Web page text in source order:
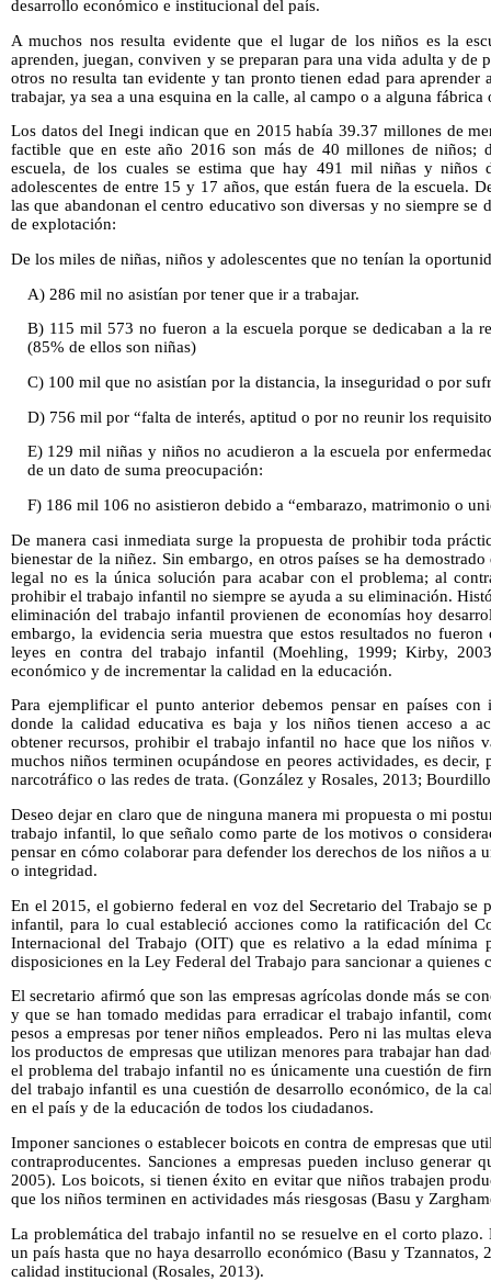
desarrollo económico e institucional del país.
A muchos nos resulta evidente que el lugar de los niños es la
aprenden, juegan, conviven y se preparan para una vida adulta y de
otros no resulta tan evidente y tan pronto tienen edad para
trabajar, ya sea a una esquina en la calle, al campo o a alguna fábrica
Los datos del Inegi indican que en 2015 había 39.37 millones de
factible que en este año 2016 son más de 40 millones de
escuela, de los cuales se estima que hay 491 mil niñas y
adolescentes de entre 15 y 17 años, que están fuera de la escuela.
las que abandonan el centro educativo son diversas y no siempre
de explotación:
De los miles de niñas, niños y adolescentes que no tenían la
A) 286 mil no asistían por tener que ir a trabajar.
B) 115 mil 573 no fueron a la escuela porque se dedicaban a la
(85% de ellos son niñas)
C) 100 mil que no asistían por la distancia, la inseguridad o por
D) 756 mil por “falta de interés, aptitud o por no reunir los
E) 129 mil niñas y niños no acudieron a la escuela por
de un dato de suma preocupación:
F) 186 mil 106 no asistieron debido a “embarazo, matrimonio o
De manera casi inmediata surge la propuesta de prohibir toda
bienestar de la niñez. Sin embargo, en otros países se ha
legal no es la única solución para acabar con el problema; al
prohibir el trabajo infantil no siempre se ayuda a su eliminación.
eliminación del trabajo infantil provienen de economías hoy
embargo, la evidencia seria muestra que estos resultados no
leyes en contra del trabajo infantil (Moehling, 1999; Kirby,
económico y de incrementar la calidad en la educación.
Para ejemplificar el punto anterior debemos pensar en países con
donde la calidad educativa es baja y los niños tienen acceso a
obtener recursos, prohibir el trabajo infantil no hace que los niños
muchos niños terminen ocupándose en peores actividades, es
narcotráfico o las redes de trata. (González y Rosales, 2013;
Deseo dejar en claro que de ninguna manera mi propuesta o mi
trabajo infantil, lo que señalo como parte de los motivos o
pensar en cómo colaborar para defender los derechos de los niños a
o integridad.
En el 2015, el gobierno federal en voz del Secretario del Trabajo se
infantil, para lo cual estableció acciones como la ratificación del
Internacional del Trabajo (OIT) que es relativo a la edad mínima
disposiciones en la Ley Federal del Trabajo para sancionar a quienes
El secretario afirmó que son las empresas agrícolas donde más se
y que se han tomado medidas para erradicar el trabajo infantil,
pesos a empresas por tener niños empleados. Pero ni las multas
los productos de empresas que utilizan menores para trabajar han
el problema del trabajo infantil no es únicamente una cuestión de
del trabajo infantil es una cuestión de desarrollo económico, de la
en el país y de la educación de todos los ciudadanos.
Imponer sanciones o establecer boicots en contra de empresas que
contraproducentes. Sanciones a empresas pueden incluso generar
2005). Los boicots, si tienen éxito en evitar que niños trabajen
que los niños terminen en actividades más riesgosas (Basu y
La problemática del trabajo infantil no se resuelve en el corto
un país hasta que no haya desarrollo económico (Basu y Tzannatos,
calidad institucional (Rosales, 2013).